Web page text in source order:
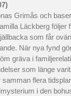
Grimås och
Läckberg följer
som får
När nya fynd
gräva i
som länge
flera
i den